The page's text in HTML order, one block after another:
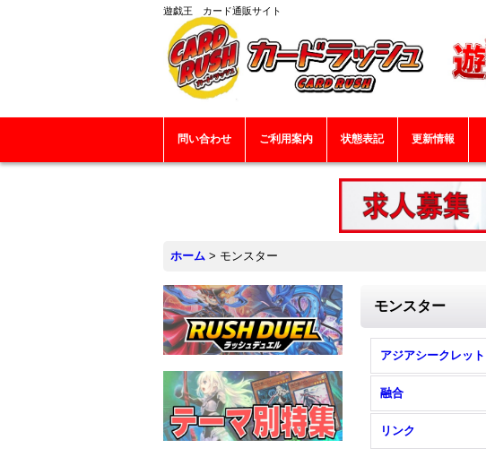
遊戯王 カード通販サイト
問い合わせ ご利用案内 状態表記 更新情報
ホーム > モンスター
モンスター
融合
リンク